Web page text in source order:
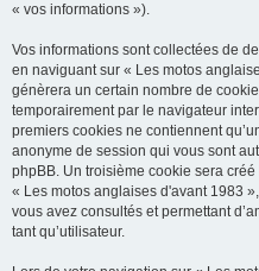
« vos informations »).
Vos informations sont collectées de
en naviguant sur « Les motos
génèrera un certain nombre de
temporairement par le navigateur
premiers cookies ne contiennent
anonyme de session qui vous sont
phpBB. Un troisième cookie sera
« Les motos anglaises d'avant 1983
vous avez consultés et permettant
tant qu’utilisateur.